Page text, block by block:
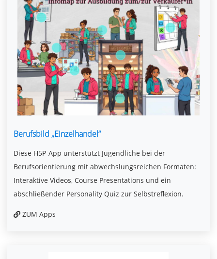
Berufsbild „Einzelhandel“
Diese H5P-App unterstützt Jugendliche bei der
Berufsorientierung mit abwechslungsreichen Formaten:
Interaktive Videos, Course Presentations und ein
abschließender Personality Quiz zur Selbstreflexion.
ZUM Apps